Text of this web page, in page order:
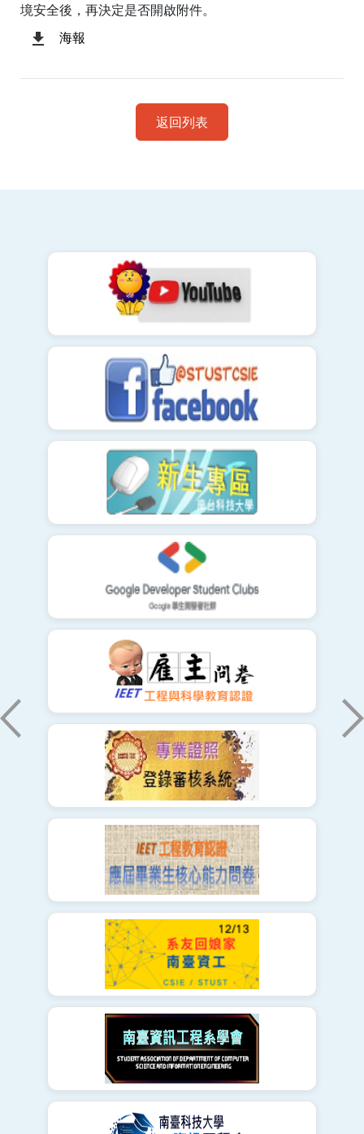
境安全後，再決定是否開啟附件。
海報
返回列表